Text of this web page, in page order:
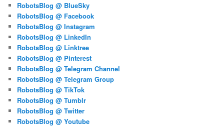
RobotsBlog @ BlueSky
RobotsBlog @ Facebook
RobotsBlog @ Instagram
RobotsBlog @ LinkedIn
RobotsBlog @ Linktree
RobotsBlog @ Pinterest
RobotsBlog @ Telegram Channel
RobotsBlog @ Telegram Group
RobotsBlog @ TikTok
RobotsBlog @ Tumblr
RobotsBlog @ Twitter
RobotsBlog @ Youtube